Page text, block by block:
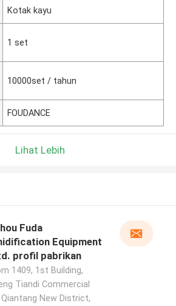
Kotak kayu
1 set
10000set / tahun
FOUDANCE
Lihat Lebih
Fuda
Equipment
profil pabrikan
1409, 1st Building,
Tiandi Commercial
Qiantang New District,